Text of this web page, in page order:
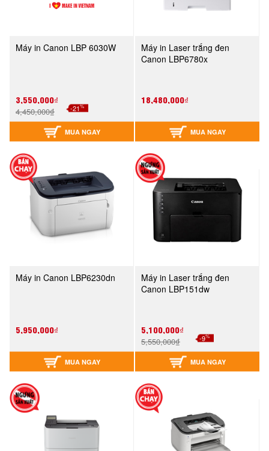
Máy in Canon LBP 6030W
3,550,000₫
4,450,000₫ -21%
MUA NGAY
Máy in Laser trắng đen
Canon LBP6780x
18,480,000₫
MUA NGAY
Máy in Canon LBP6230dn
5,950,000₫
MUA NGAY
Máy in Laser trắng đen
Canon LBP151dw
5,100,000₫
5,550,000₫ -9%
MUA NGAY